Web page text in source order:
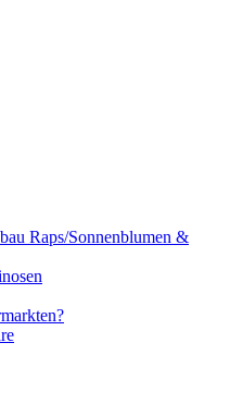
Raps/Sonnenblumen &